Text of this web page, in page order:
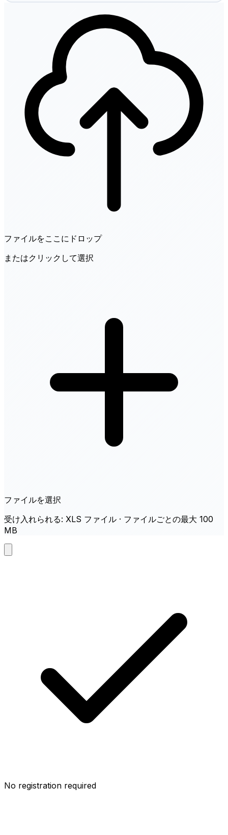
ファイルをここにドロップ
またはクリックして選択
ファイルを選択
受け入れられる: XLS ファイル · ファイルごとの最大 100
MB
No registration required